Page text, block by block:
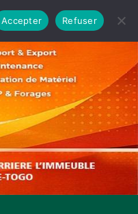
Accepter Refuser